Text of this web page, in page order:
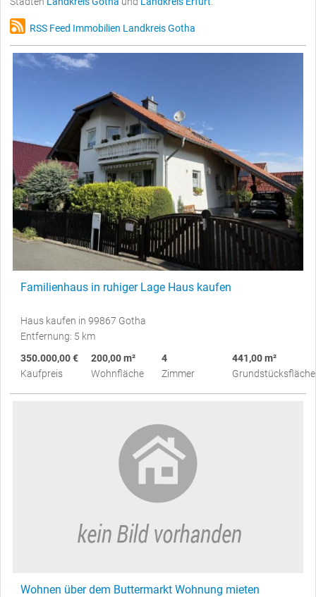
RSS Feed Immobilien Landkreis Gotha
Familienhaus in ruhiger Lage Haus kaufen
Haus kaufen in 99867 Gotha
Entfernung: 5 km
350.000,00 €
Kaufpreis
200,00 m²
Wohnfläche
4
Zimmer
441,00 m²
Grundstücksfläche
Wohnen über dem Buttermarkt Wohnung mieten